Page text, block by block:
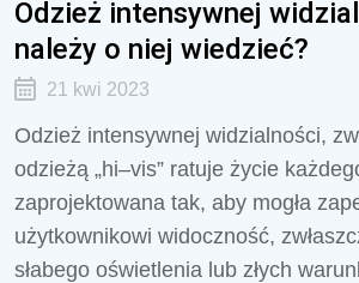
Odzież intensywnej
należy o niej wiedzieć?
21 kwi 2023
Odzież intensywnej widzialności,
odzieżą „hi–vis” ratuje życie
zaprojektowana tak, aby mogła
użytkownikowi widoczność,
słabego oświetlenia lub złych